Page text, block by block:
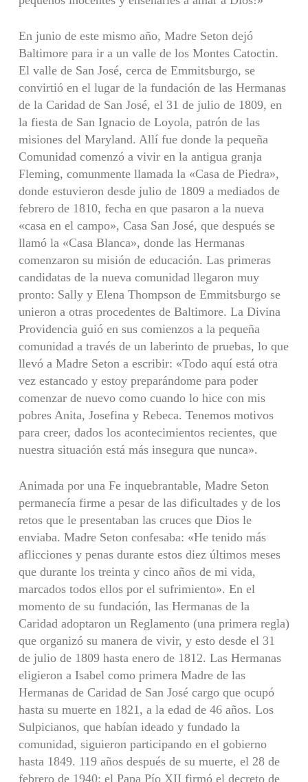
En junio de este mismo año, Madre Seton dejó
Baltimore para ir a un valle de los Montes Catoctin.
El valle de San José, cerca de Emmitsburgo, se
convirtió en el lugar de la fundación de las Hermanas
de la Caridad de San José, el 31 de julio de 1809, en
la fiesta de San Ignacio de Loyola, patrón de las
misiones del Maryland. Allí fue donde la pequeña
Comunidad comenzó a vivir en la antigua granja
Fleming, comunmente llamada la «Casa de Piedra»,
donde estuvieron desde julio de 1809 a mediados de
febrero de 1810, fecha en que pasaron a la nueva
«casa en el campo», Casa San José, que después se
llamó la «Casa Blanca», donde las Hermanas
comenzaron su misión de educación. Las primeras
candidatas de la nueva comunidad llegaron muy
pronto: Sally y Elena Thompson de Emmitsburgo se
unieron a otras procedentes de Baltimore. La Divina
Providencia guió en sus comienzos a la pequeña
comunidad a través de un laberinto de pruebas, lo que
llevó a Madre Seton a escribir: «Todo aquí está otra
vez estancado y estoy preparándome para poder
comenzar de nuevo como cuando lo hice con mis
pobres Anita, Josefina y Rebeca. Tenemos motivos
para creer, dados los acontecimientos recientes, que
nuestra situación está más insegura que nunca».
Animada por una Fe inquebrantable, Madre Seton
permanecía firme a pesar de las dificultades y de los
retos que le presentaban las cruces que Dios le
enviaba. Madre Seton confesaba: «He tenido más
aflicciones y penas durante estos diez últimos meses
que durante los treinta y cinco años de mi vida,
marcados todos ellos por el sufrimiento». En el
momento de su fundación, las Hermanas de la
Caridad adoptaron un Reglamento (una primera regla)
que organizó su manera de vivir, y esto desde el 31
de julio de 1809 hasta enero de 1812. Las Hermanas
eligieron a Isabel como primera Madre de las
Hermanas de Caridad de San José cargo que ocupó
hasta su muerte en 1821, a la edad de 46 años. Los
Sulpicianos, que habían ideado y fundado la
comunidad, siguieron participando en el gobierno
hasta 1849. 119 años después de su muerte, el 28 de
febrero de 1940: el Papa Pío XII firmó el decreto de